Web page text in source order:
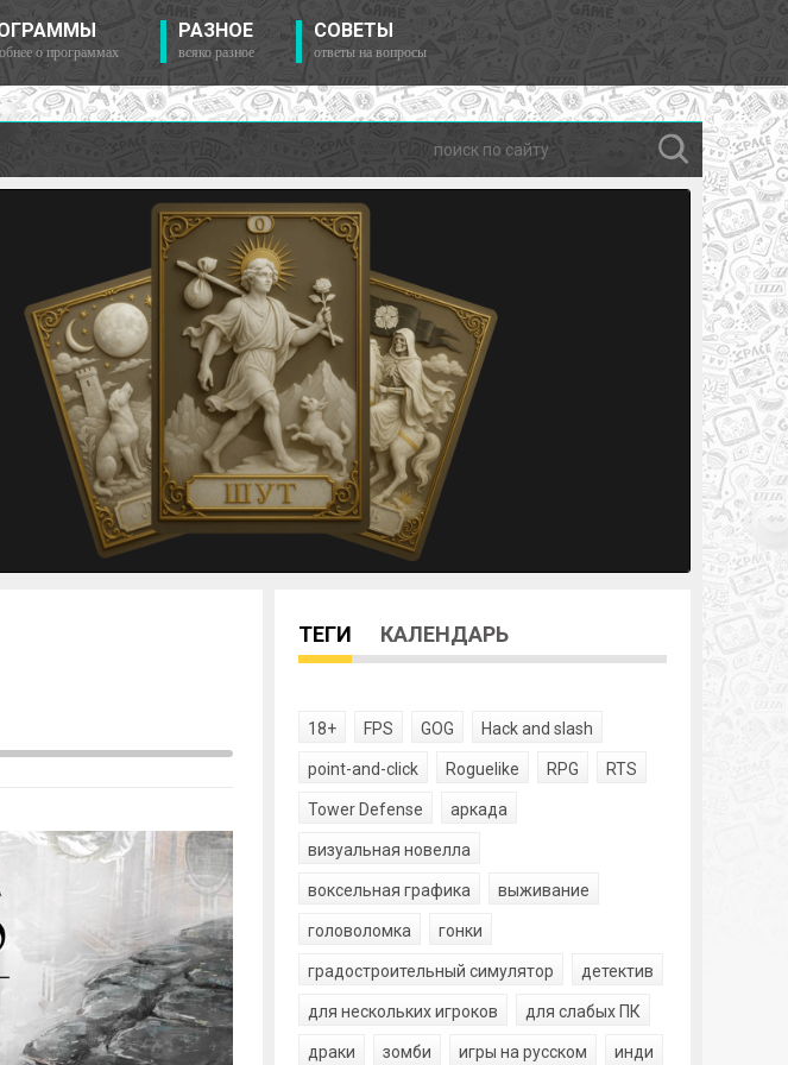
о программах
РАЗНОЕ
всяко разное
СОВЕТЫ
ответы на вопросы
ТЕГИ КАЛЕНДАРЬ
18+ FPS GOG Hack and slash
point-and-click Roguelike RPG RTS
Tower Defense аркада
визуальная новелла
воксельная графика выживание
головоломка гонки
градостроительный симулятор детектив
для нескольких игроков для слабых ПК
драки зомби игры на русском инди